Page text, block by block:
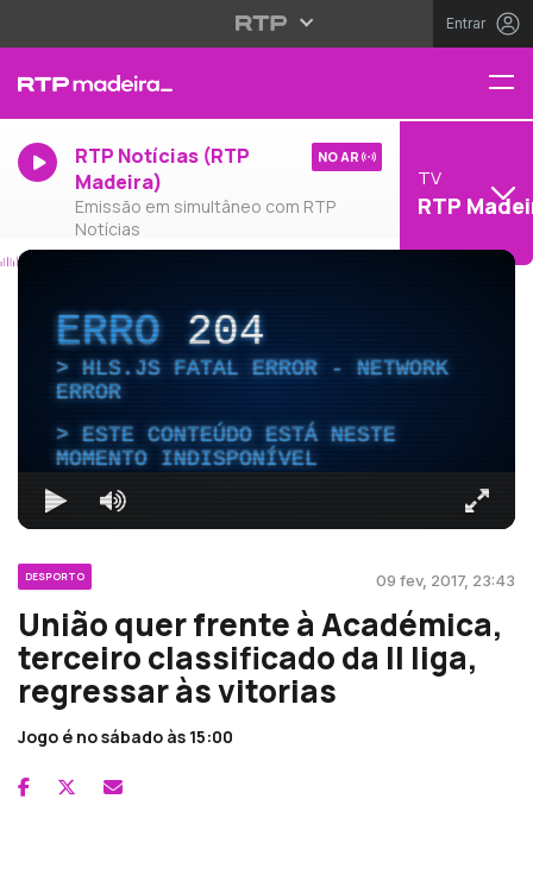
Entrar
RTP Notícias (RTP
Madeira)
Emissão em simultâneo com RTP
Notícias
NO AR
TV
RTP
ERRO204
HLS.JS FATAL ERROR - NETWORK
ERROR
ESTE CONTEÚDO ESTÁ NESTE
MOMENTO INDISPONÍVEL
DESPORTO 09 fev, 2017, 23:43
União quer frente à Académica,
terceiro classificado da II liga,
regressar às vitorias
Jogo é no sábado às 15:00